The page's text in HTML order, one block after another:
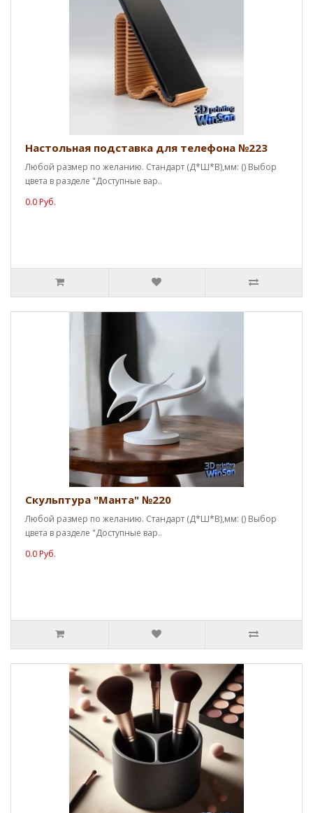
Настольная подставка для телефона №223
Любой размер по желанию. Стандарт (Д*Ш*В),мм: () Выбор
цвета в разделе "Доступные вар..
0.0 Руб.
Скульптура "Манта" №220
Любой размер по желанию. Стандарт (Д*Ш*В),мм: () Выбор
цвета в разделе "Доступные вар..
0.0 Руб.